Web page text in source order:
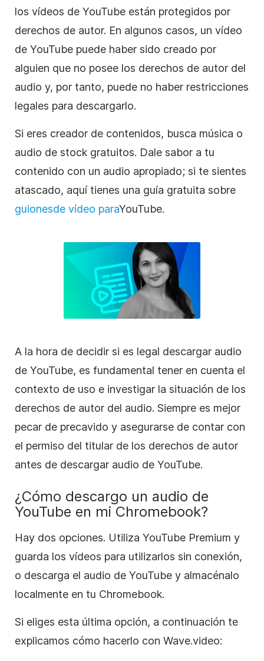
los vídeos de YouTube están protegidos por
derechos de autor. En algunos casos, un vídeo
de YouTube puede haber sido creado por
alguien que no posee los derechos de autor del
audio y, por tanto, puede no haber restricciones
legales para descargarlo.
Si eres creador de contenidos, busca música o
audio de stock gratuitos. Dale sabor a tu
contenido con un audio apropiado; si te sientes
atascado, aquí tienes una guía gratuita sobre
guionesde vídeo paraYouTube.
A la hora de decidir si es legal descargar audio
de YouTube, es fundamental tener en cuenta el
contexto de uso e investigar la situación de los
derechos de autor del audio. Siempre es mejor
pecar de precavido y asegurarse de contar con
el permiso del titular de los derechos de autor
antes de descargar audio de YouTube.
¿Cómo descargo un audio de
YouTube en mi Chromebook?
Hay dos opciones. Utiliza YouTube Premium y
guarda los vídeos para utilizarlos sin conexión,
o descarga el audio de YouTube y almacénalo
localmente en tu Chromebook.
Si eliges esta última opción, a continuación te
explicamos cómo hacerlo con Wave.video: